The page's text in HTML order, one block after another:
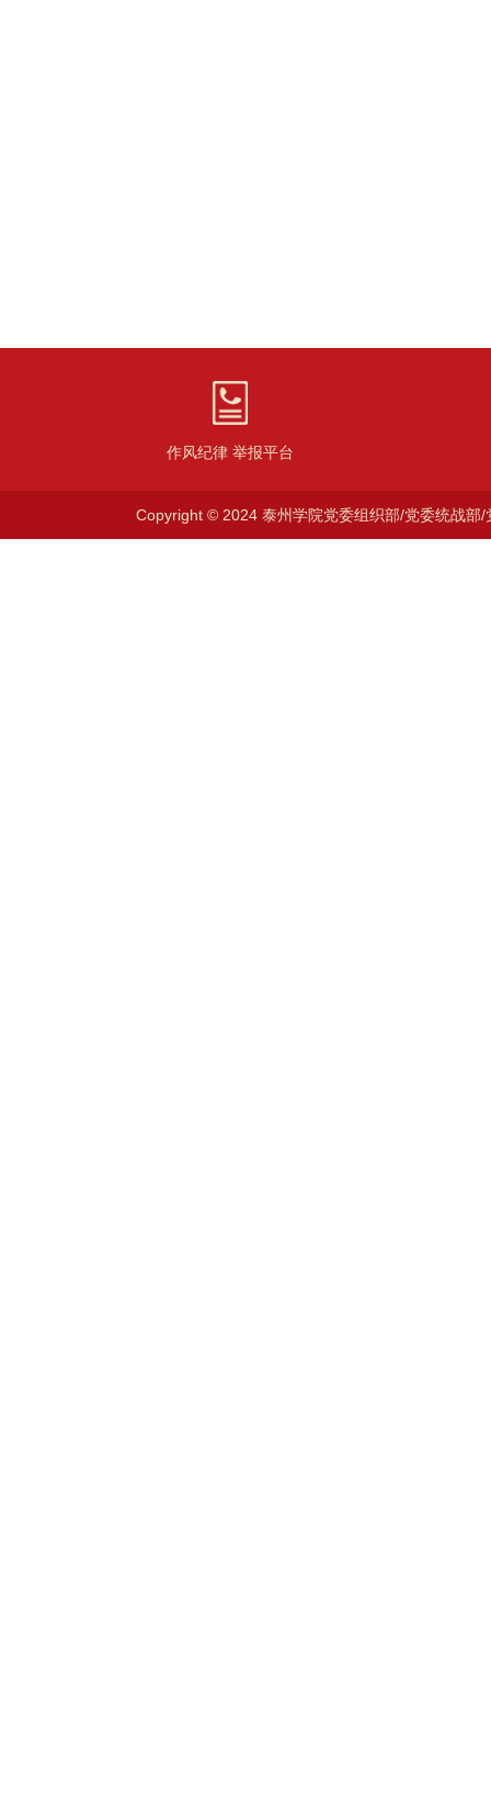
作风纪律 举报平台
Copyright © 2024 泰州学院党委组织部/党委统战部/